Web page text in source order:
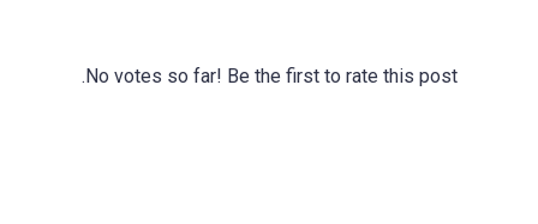
No votes so far! Be the first to rate this post.